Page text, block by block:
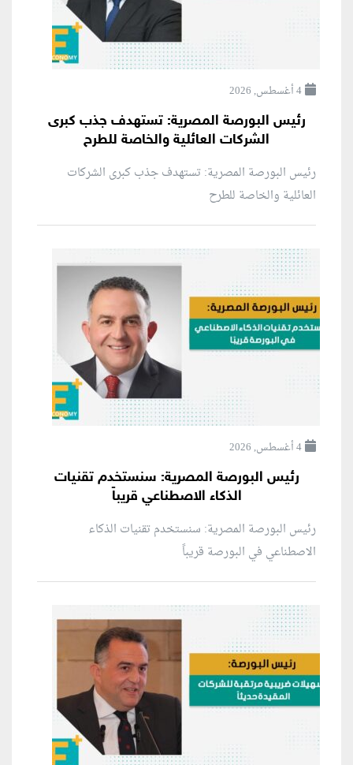
4 أغسطس, 2026
رئيس البورصة المصرية: تستهدف جذب كبرى
الشركات العائلية والخاصة للطرح
رئيس البورصة المصرية: تستهدف جذب كبرى الشركات
العائلية والخاصة للطرح
4 أغسطس, 2026
رئيس البورصة المصرية: سنستخدم تقنيات
الذكاء الاصطناعي قريباً
رئيس البورصة المصرية: سنستخدم تقنيات الذكاء
الاصطناعي في البورصة قريباً